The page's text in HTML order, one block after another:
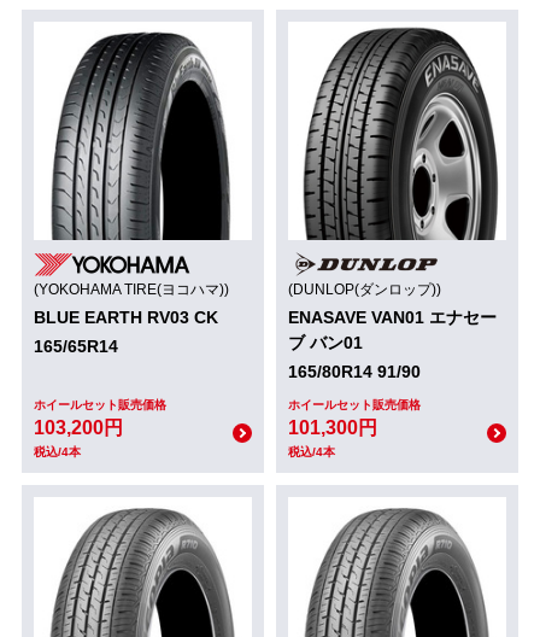
(YOKOHAMA TIRE(ヨコハマ))
BLUE EARTH RV03 CK
165/65R14
ホイールセット販売価格
103,200円
税込/4本
(DUNLOP(ダンロップ))
ENASAVE VAN01 エナセー
ブ バン01
165/80R14 91/90
ホイールセット販売価格
101,300円
税込/4本